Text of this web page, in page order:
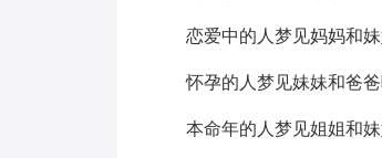
恋爱中的人梦见妈妈和
怀孕的人梦见妹妹和爸
本命年的人梦见姐姐和